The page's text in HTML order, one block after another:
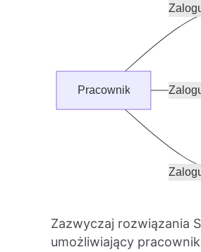
Zazwyczaj rozwiązania
umożliwiający